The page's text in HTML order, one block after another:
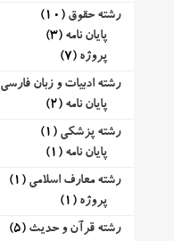
رشته حقوق (10)
پایان نامه (3)
پروژه (7)
رشته ادبیات و زبان فارسی
پایان نامه (2)
رشته پزشکی (1)
پایان نامه (1)
رشته معارف اسلامی (1)
پروژه (1)
رشته قرآن و حدیث (5)